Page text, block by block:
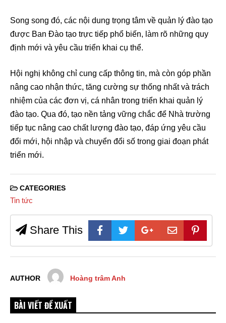
Song song đó, các nội dung trọng tâm về quản lý đào tạo
được Ban Đào tạo trực tiếp phổ biến, làm rõ những quy
định mới và yêu cầu triển khai cụ thể.
Hội nghị không chỉ cung cấp thông tin, mà còn góp phần
nâng cao nhận thức, tăng cường sự thống nhất và trách
nhiệm của các đơn vị, cá nhân trong triển khai quản lý
đào tạo. Qua đó, tạo nền tảng vững chắc để Nhà trường
tiếp tục nâng cao chất lượng đào tạo, đáp ứng yêu cầu
đổi mới, hội nhập và chuyển đổi số trong giai đoạn phát
triển mới.
CATEGORIES
Tin tức
Share This
AUTHOR Hoàng trâm Anh
BÀI VIẾT ĐỀ XUẤT